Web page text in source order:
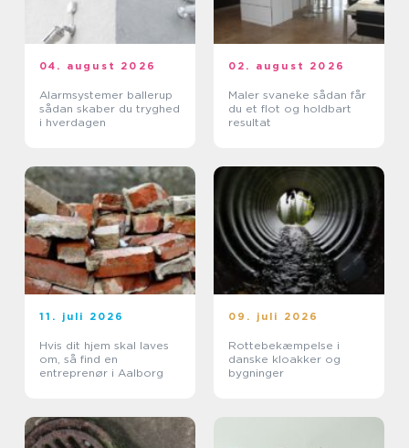
04. august 2026
Alarmsystemer ballerup
sådan skaber du tryghed
i hverdagen
02. august 2026
Maler svaneke sådan får
du et flot og holdbart
resultat
11. juli 2026
Hvis dit hjem skal laves
om, så find en
entreprenør i Aalborg
09. juli 2026
Rottebekæmpelse i
danske kloakker og
bygninger